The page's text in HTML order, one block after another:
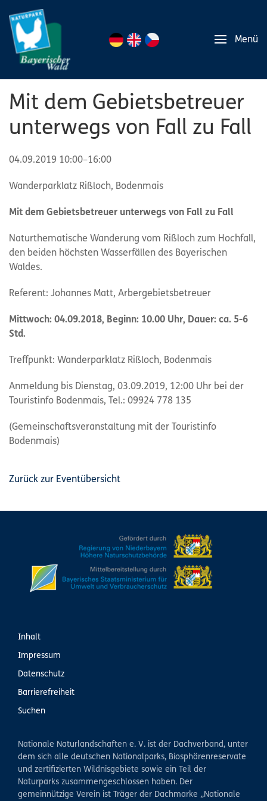
Menü
Mit dem Gebietsbetreuer
unterwegs von Fall zu Fall
04.09.2019 10:00–16:00
Wanderparklatz Rißloch, Bodenmais
Mit dem Gebietsbetreuer unterwegs von Fall zu Fall
Naturthematische Wanderung vom Rißloch zum Hochfall,
den beiden höchsten Wasserfällen des Bayerischen
Waldes.
Referent: Johannes Matt, Arbergebietsbetreuer
Mittwoch: 04.09.2018, Beginn: 10.00 Uhr, Dauer: ca. 5-6
Std.
Treffpunkt: Wanderparklatz Rißloch, Bodenmais
Anmeldung bis Dienstag, 03.09.2019, 12:00 Uhr bei der
Touristinfo Bodenmais, Tel.: 09924 778 135
(Gemeinschaftsveranstaltung mit der Touristinfo
Bodenmais)
Zurück zur Eventübersicht
Inhalt
Impressum
Datenschutz
Barrierefreiheit
Suchen
Nationale Naturlandschaften e. V. ist der Dachverband, unter
dem sich alle deutschen Nationalparks, Biosphärenreservate
und zertifizierten Wildnisgebiete sowie ein Teil der
Naturparks zusammengeschlossen haben. Der
gemeinnützige Verein ist Träger der Dachmarke „Nationale